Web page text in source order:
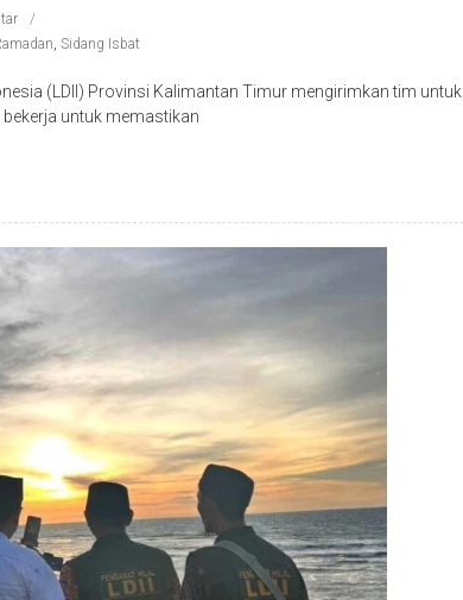
, Sidang Isbat
(LDII) Provinsi Kalimantan Timur mengirimkan tim untuk
untuk memastikan